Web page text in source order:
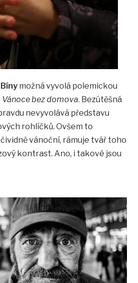
možná vyvolá polemickou
Vánoce bez domova. Bezútěšná
nevyvolává představu
rohlíčků. Ovšem to
vánoční, rámuje tvář toho
kontrast. Ano, i takové jsou